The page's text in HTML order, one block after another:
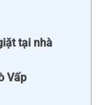
tại nhà
Vấp